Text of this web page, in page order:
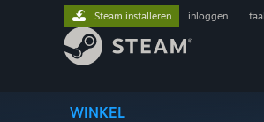
WINKEL
Steam installeren inloggen taal